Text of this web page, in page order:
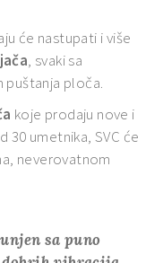
će nastupati i više
, svaki sa
puštanja ploča.
koje prodaju nove i
umetnika, SVC će
neverovatnom
sa puno